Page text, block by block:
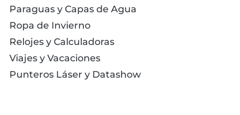
Paraguas y Capas de Agua
Ropa de Invierno
Relojes y Calculadoras
Viajes y Vacaciones
Punteros Láser y Datashow